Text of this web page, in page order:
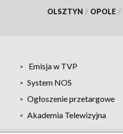
OLSZTYN / OPOLE /
Emisja w TVP
System NOS
Ogłoszenie przetargowe
Akademia Telewizyjna